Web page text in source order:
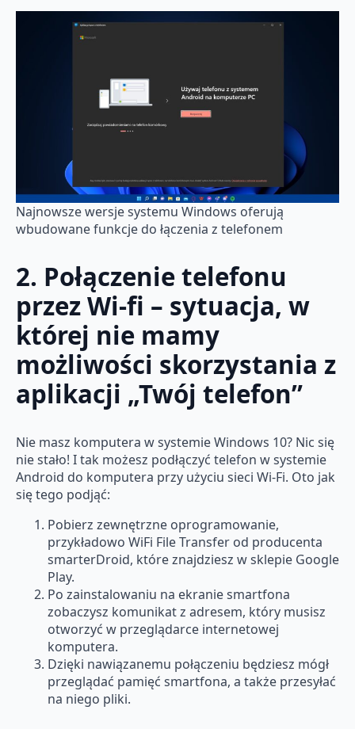
Najnowsze wersje systemu Windows oferują
wbudowane funkcje do łączenia z telefonem
2. Połączenie telefonu
przez Wi-fi – sytuacja, w
której nie mamy
możliwości skorzystania z
aplikacji „Twój telefon”
Nie masz komputera w systemie Windows 10? Nic się
nie stało! I tak możesz podłączyć telefon w systemie
Android do komputera przy użyciu sieci Wi-Fi. Oto jak
się tego podjąć:
Pobierz zewnętrzne oprogramowanie,
przykładowo WiFi File Transfer od producenta
smarterDroid, które znajdziesz w sklepie Google
Play.
Po zainstalowaniu na ekranie smartfona
zobaczysz komunikat z adresem, który musisz
otworzyć w przeglądarce internetowej
komputera.
Dzięki nawiązanemu połączeniu będziesz mógł
przeglądać pamięć smartfona, a także przesyłać
na niego pliki.